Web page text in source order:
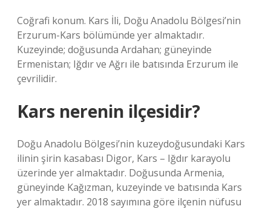
Coğrafi konum. Kars İli, Doğu Anadolu Bölgesi’nin
Erzurum-Kars bölümünde yer almaktadır.
Kuzeyinde; doğusunda Ardahan; güneyinde
Ermenistan; Iğdır ve Ağrı ile batısında Erzurum ile
çevrilidir.
Kars nerenin ilçesidir?
Doğu Anadolu Bölgesi’nin kuzeydoğusundaki Kars
ilinin şirin kasabası Digor, Kars – Iğdır karayolu
üzerinde yer almaktadır. Doğusunda Armenia,
güneyinde Kağızman, kuzeyinde ve batısında Kars
yer almaktadır. 2018 sayımına göre ilçenin nüfusu